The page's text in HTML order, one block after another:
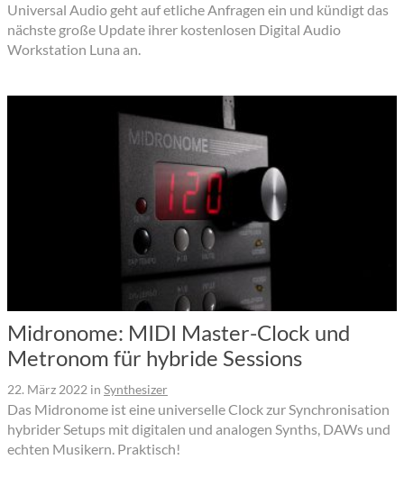
Universal Audio geht auf etliche Anfragen ein und kündigt das
nächste große Update ihrer kostenlosen Digital Audio
Workstation Luna an.
Midronome: MIDI Master-Clock und
Metronom für hybride Sessions
22. März 2022 in Synthesizer
Das Midronome ist eine universelle Clock zur Synchronisation
hybrider Setups mit digitalen und analogen Synths, DAWs und
echten Musikern. Praktisch!